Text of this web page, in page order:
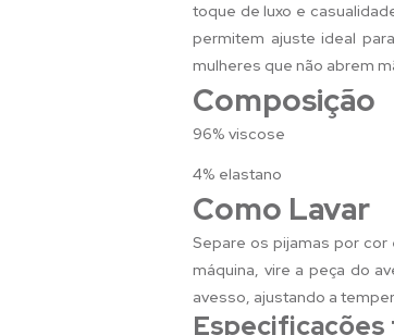
toque de luxo e
permitem ajuste ideal
mulheres que não abrem
Composição
96% viscose
4% elastano
Como Lavar
Separe os pijamas por cor
máquina, vire a peça do
avesso, ajustando a
Especificações